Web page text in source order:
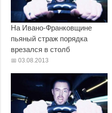
На Ивано-Франковщине
пьяный страж порядка
врезался в столб
03.08.2013